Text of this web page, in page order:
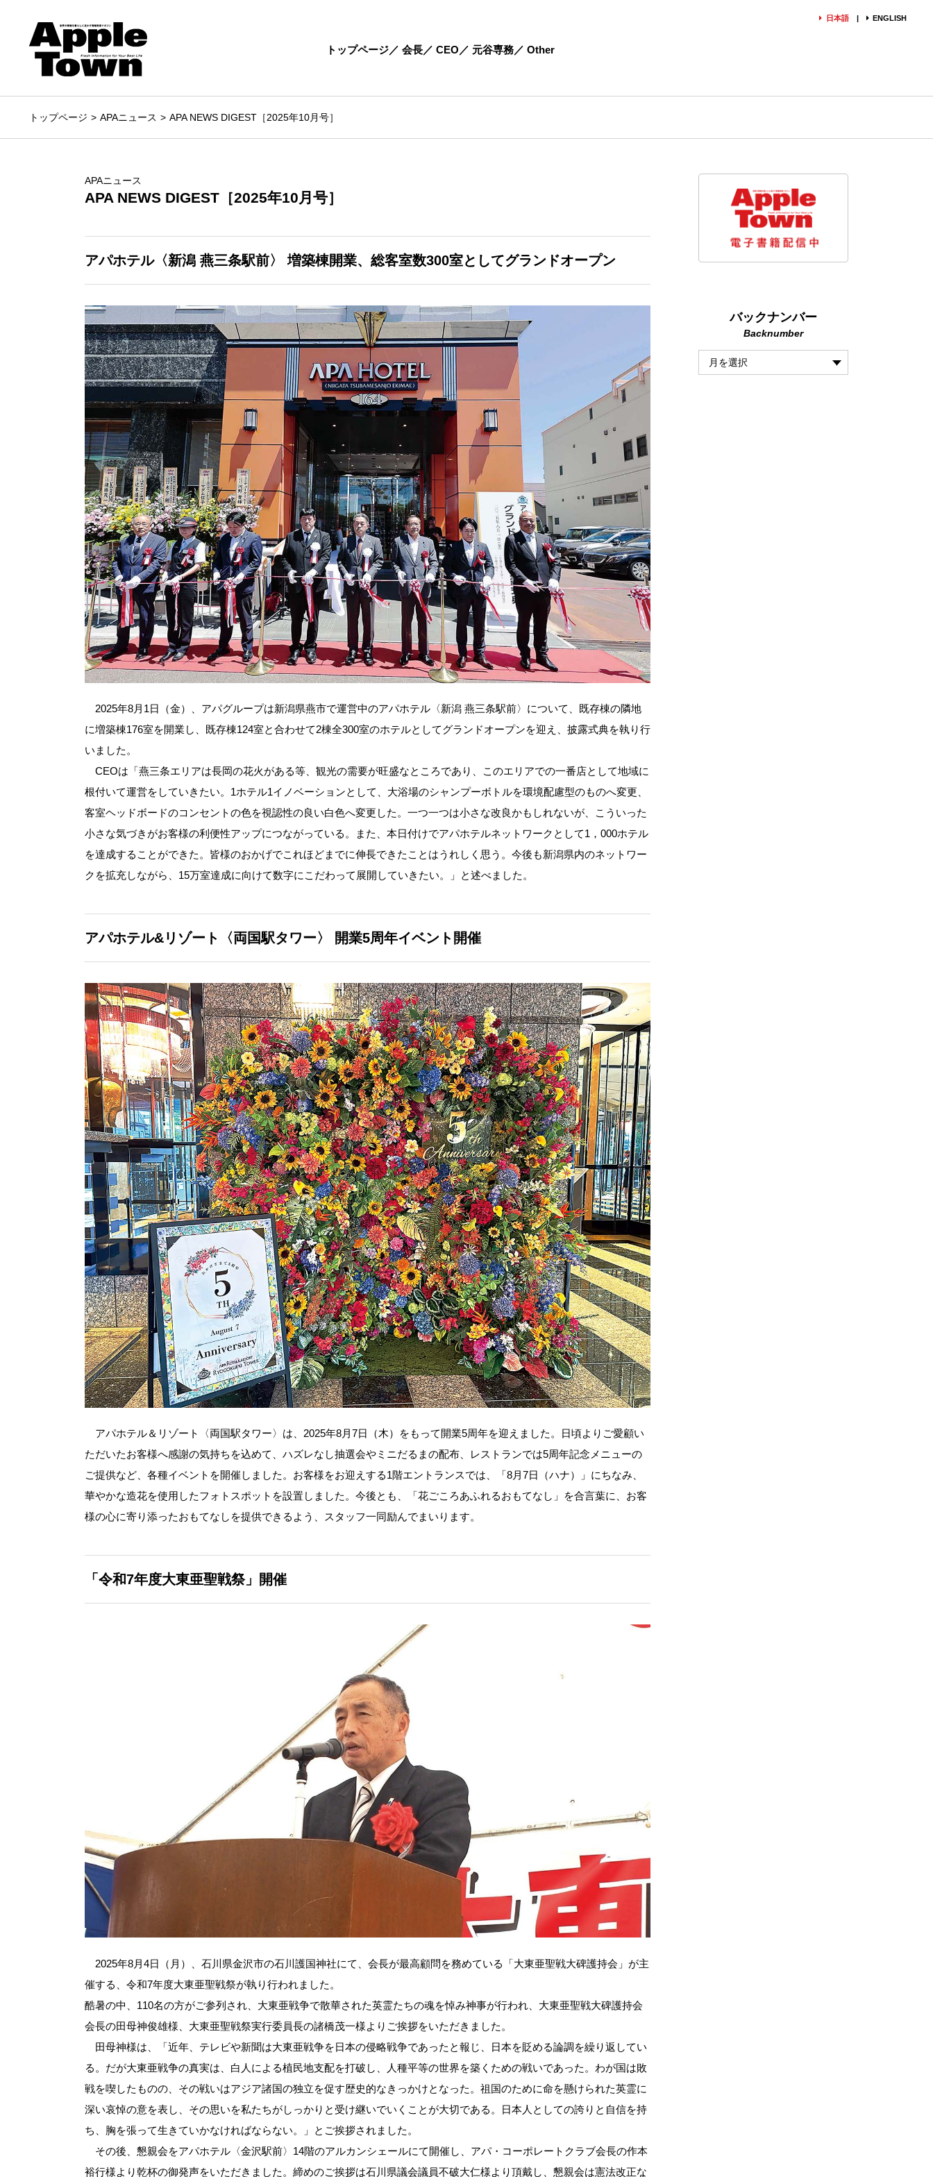
日本語 ENGLISH
トップページ 会長 CEO 元谷専務 Other
トップページ APAニュース APA NEWS DIGEST［2025年10月号］
APAニュース
APA NEWS DIGEST［2025年10月号］
アパホテル〈新潟 燕三条駅前〉 増築棟開業、総客室数300室としてグランドオープン
2025年8月1日（金）、アパグループは新潟県燕市で運営中のアパホテル〈新潟 燕三条駅前〉について、既存棟の隣地
に増築棟176室を開業し、既存棟124室と合わせて2棟全300室のホテルとしてグランドオープンを迎え、披露式典を執り行
いました。
CEOは「燕三条エリアは長岡の花火がある等、観光の需要が旺盛なところであり、このエリアでの一番店として地域に
根付いて運営をしていきたい。1ホテル1イノベーションとして、大浴場のシャンプーボトルを環境配慮型のものへ変更、
客室ヘッドボードのコンセントの色を視認性の良い白色へ変更した。一つ一つは小さな改良かもしれないが、こういった
小さな気づきがお客様の利便性アップにつながっている。また、本日付けでアパホテルネットワークとして1，000ホテル
を達成することができた。皆様のおかげでこれほどまでに伸長できたことはうれしく思う。今後も新潟県内のネットワー
クを拡充しながら、15万室達成に向けて数字にこだわって展開していきたい。」と述べました。
アパホテル&リゾート〈両国駅タワー〉 開業5周年イベント開催
アパホテル＆リゾート〈両国駅タワー〉は、2025年8月7日（木）をもって開業5周年を迎えました。日頃よりご愛顧い
ただいたお客様へ感謝の気持ちを込めて、ハズレなし抽選会やミニだるまの配布、レストランでは5周年記念メニューの
ご提供など、各種イベントを開催しました。お客様をお迎えする1階エントランスでは、「8月7日（ハナ）」にちなみ、
華やかな造花を使用したフォトスポットを設置しました。今後とも、「花ごころあふれるおもてなし」を合言葉に、お客
様の心に寄り添ったおもてなしを提供できるよう、スタッフ一同励んでまいります。
「令和7年度大東亜聖戦祭」開催
2025年8月4日（月）、石川県金沢市の石川護国神社にて、会長が最高顧問を務めている「大東亜聖戦大碑護持会」が主
催する、令和7年度大東亜聖戦祭が執り行われました。
酷暑の中、110名の方がご参列され、大東亜戦争で散華された英霊たちの魂を悼み神事が行われ、大東亜聖戦大碑護持会
会長の田母神俊雄様、大東亜聖戦祭実行委員長の諸橋茂一様よりご挨拶をいただきました。
田母神様は、「近年、テレビや新聞は大東亜戦争を日本の侵略戦争であったと報じ、日本を貶める論調を繰り返してい
る。だが大東亜戦争の真実は、白人による植民地支配を打破し、人種平等の世界を築くための戦いであった。わが国は敗
戦を喫したものの、その戦いはアジア諸国の独立を促す歴史的なきっかけとなった。祖国のために命を懸けられた英霊に
深い哀悼の意を表し、その思いを私たちがしっかりと受け継いでいくことが大切である。日本人としての誇りと自信を持
ち、胸を張って生きていかなければならない。」とご挨拶されました。
その後、懇親会をアパホテル〈金沢駅前〉14階のアルカンシェールにて開催し、アパ・コーポレートクラブ会長の作本
裕行様より乾杯の御発声をいただきました。締めのご挨拶は石川県議会議員不破大仁様より頂戴し、懇親会は憲法改正な
バックナンバー
Backnumber